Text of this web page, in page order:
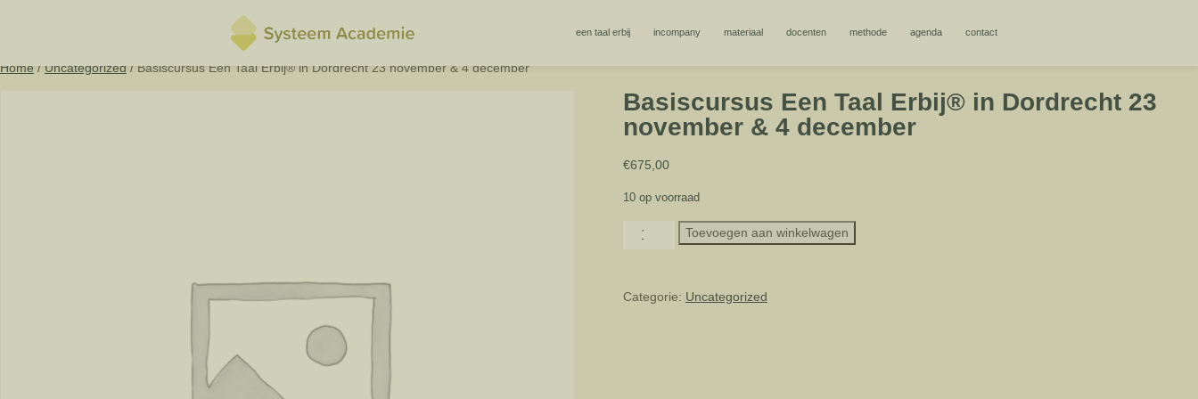
een taal erbij incompany materiaal docenten methode agenda contact
Home / Uncategorized / Basiscursus Een Taal Erbij® in Dordrecht 23 november & 4 december
Basiscursus Een Taal Erbij® in Dordrecht 23
november & 4 december
€675,00
10 op voorraad
Basiscursus
in
Toevoegen aan winkelwagen
Categorie: Uncategorized